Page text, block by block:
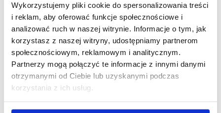
Wykorzystujemy pliki cookie do spersonalizowania treści
i reklam, aby oferować funkcje społecznościowe i
analizować ruch w naszej witrynie. Informacje o tym, jak
korzystasz z naszej witryny, udostępniamy partnerom
społecznościowym, reklamowym i analitycznym.
Partnerzy mogą połączyć te informacje z innymi danymi
otrzymanymi od Ciebie lub uzyskanymi podczas
korzystania z ich usług.
Czytaj artykuł
Przewodnik po oliwach
Moja oliwa zamarzła! Czy jest zepsuta?
Czytaj artykuł
Przewodnik po oliwach
Oliwa z oliwek extravergine z regionu Marche
Czytaj artykuł